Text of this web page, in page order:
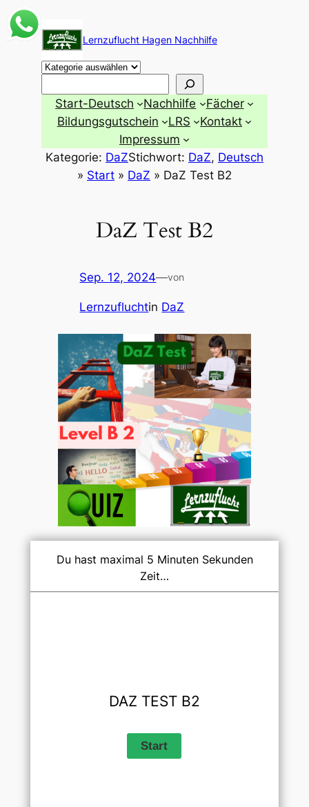
Zum
Inhalt
springen
Lernzuflucht Hagen Nachhilfe
Start-Deutsch Nachhilfe
Fächer
Bildungsgutschein
LRS
Kontakt
Impressum
Kategorie: DaZStichwort: DaZ, Deutsch
» Start » DaZ » DaZ Test B2
DaZ Test B2
Sep. 12, 2024—von
Lernzufluchtin DaZ
Du hast maximal 5 Minuten Sekunden
Zeit…
DAZ TEST B2